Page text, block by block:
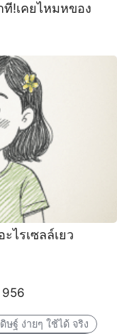
!เคยไหมหของ
ไรเซลล์เยว
956
ษฐ์ ง่ายๆ ใช้ได้ จริง